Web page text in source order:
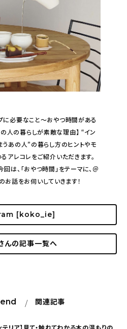
に必要なこと〜おやつ時間がある
人の暮らしが素敵な理由】 “イン
うあの人”の暮らし方のヒントやモ
アレコレをご紹介いただきます。
は、「おやつ時間」をテーマに、＠
お話をお伺いしていきます！
[koko_ie]
んの記事一覧へ
関連記事